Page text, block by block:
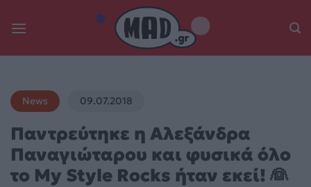
News 09.07.2018
Παντρεύτηκε η Αλεξάνδρα
Παναγιώταρου και φυσικά όλο
το My Style Rocks ήταν εκεί! 👰